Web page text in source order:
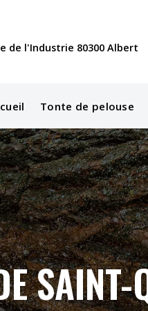
de l'Industrie 80300 Albert
Tonte de pelouse
SAINT-